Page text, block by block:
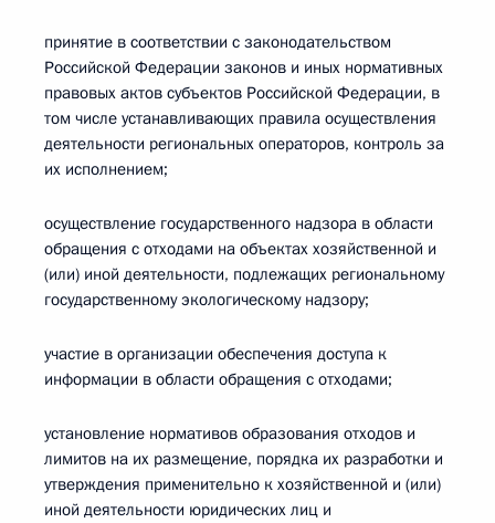
принятие в соответствии с законодательством
Российской Федерации законов и иных нормативных
правовых актов субъектов Российской Федерации, в
том числе устанавливающих правила осуществления
деятельности региональных операторов, контроль за
их исполнением;
осуществление государственного надзора в области
обращения с отходами на объектах хозяйственной и
(или) иной деятельности, подлежащих региональному
государственному экологическому надзору;
участие в организации обеспечения доступа к
информации в области обращения с отходами;
установление нормативов образования отходов и
лимитов на их размещение, порядка их разработки и
утверждения применительно к хозяйственной и (или)
иной деятельности юридических лиц и